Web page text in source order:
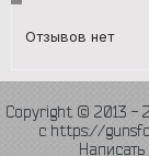
Отзывов нет
Copyright © 2013 -
с https://